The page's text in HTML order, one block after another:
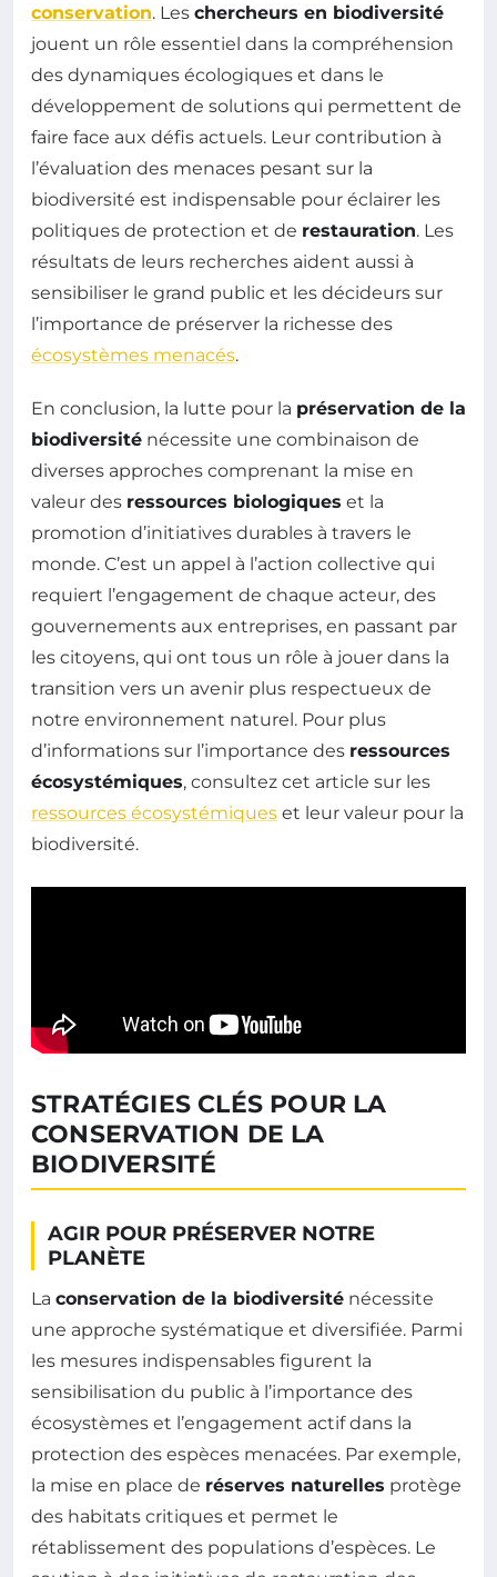
conservation. Les chercheurs en biodiversité
jouent un rôle essentiel dans la compréhension
des dynamiques écologiques et dans le
développement de solutions qui permettent de
faire face aux défis actuels. Leur contribution à
l’évaluation des menaces pesant sur la
biodiversité est indispensable pour éclairer les
politiques de protection et de restauration. Les
résultats de leurs recherches aident aussi à
sensibiliser le grand public et les décideurs sur
l’importance de préserver la richesse des
écosystèmes menacés.
En conclusion, la lutte pour la préservation de la
biodiversité nécessite une combinaison de
diverses approches comprenant la mise en
valeur des ressources biologiques et la
promotion d’initiatives durables à travers le
monde. C’est un appel à l’action collective qui
requiert l’engagement de chaque acteur, des
gouvernements aux entreprises, en passant par
les citoyens, qui ont tous un rôle à jouer dans la
transition vers un avenir plus respectueux de
notre environnement naturel. Pour plus
d’informations sur l’importance des ressources
écosystémiques, consultez cet article sur les
ressources écosystémiques et leur valeur pour la
biodiversité.
STRATÉGIES CLÉS POUR LA
CONSERVATION DE LA
BIODIVERSITÉ
AGIR POUR PRÉSERVER NOTRE
PLANÈTE
La conservation de la biodiversité nécessite
une approche systématique et diversifiée. Parmi
les mesures indispensables figurent la
sensibilisation du public à l’importance des
écosystèmes et l’engagement actif dans la
protection des espèces menacées. Par exemple,
la mise en place de réserves naturelles protège
des habitats critiques et permet le
rétablissement des populations d’espèces. Le